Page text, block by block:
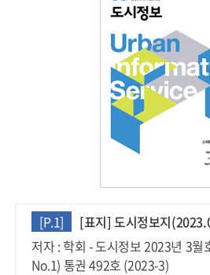
[P.1]
[표지] 도시정보지
저자 : 학회 - 도시정보 2023년 3월
No.1) 통권 492호 (2023-3)